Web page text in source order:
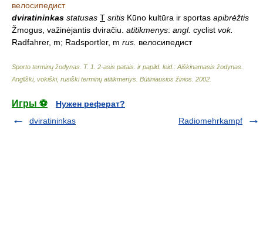
велосипедист
dviratininkas statusas T sritis Kūno kultūra ir sportas apibrėžtis
Žmogus, važinėjantis dviračiu. atitikmenys: angl. cyclist vok.
Radfahrer, m; Radsportler, m rus. велосипедист
Sporto terminų žodynas. T. 1. 2-asis patais. ir papild. leid.: Aiškinamasis žodynas.
Angliški, vokiški, rusiški terminų atitikmenys. Būtiniausios žinios 2002
Игры ⚽
Нужен реферат?
dviratininkas
Radiomehrkampf